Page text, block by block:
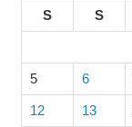
S
S
5 6
12 13